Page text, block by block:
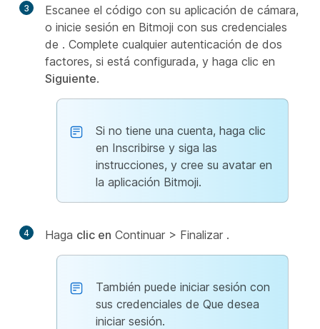
3
Escanee el código con su aplicación de cámara,
o inicie sesión en Bitmoji con sus credenciales
de . Complete cualquier autenticación de dos
factores, si está configurada, y haga clic en
Siguiente.
Si no tiene una cuenta, haga clic
en Inscribirse y siga las
instrucciones, y cree su avatar en
la aplicación Bitmoji.
4 Haga clic en Continuar > Finalizar .
También puede iniciar sesión con
sus credenciales de Que desea
iniciar sesión.